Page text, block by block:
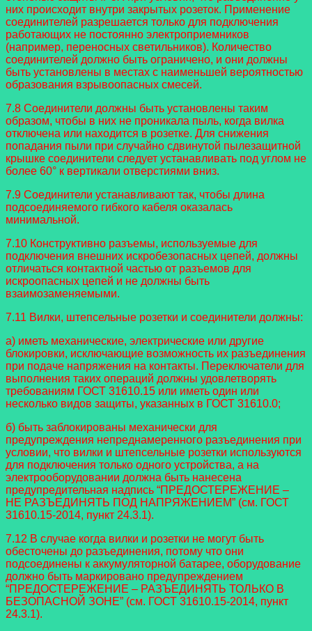
них происходит внутри закрытых розеток. Применение
соединителей разрешается только для подключения
работающих не постоянно электроприемников
(например, переносных светильников). Количество
соединителей должно быть ограничено, и они должны
быть установлены в местах с наименьшей вероятностью
образования взрывоопасных смесей.
7.8 Соединители должны быть установлены таким
образом, чтобы в них не проникала пыль, когда вилка
отключена или находится в розетке. Для снижения
попадания пыли при случайно сдвинутой пылезащитной
крышке соединители следует устанавливать под углом не
более 60° к вертикали отверстиями вниз.
7.9 Соединители устанавливают так, чтобы длина
подсоединяемого гибкого кабеля оказалась
минимальной.
7.10 Конструктивно разъемы, используемые для
подключения внешних искробезопасных цепей, должны
отличаться контактной частью от разъемов для
искроопасных цепей и не должны быть
взаимозаменяемыми.
7.11 Вилки, штепсельные розетки и соединители должны:
а) иметь механические, электрические или другие
блокировки, исключающие возможность их разъединения
при подаче напряжения на контакты. Переключатели для
выполнения таких операций должны удовлетворять
требованиям ГОСТ 31610.15 или иметь один или
несколько видов защиты, указанных в ГОСТ 31610.0;
б) быть заблокированы механически для
предупреждения непреднамеренного разъединения при
условии, что вилки и штепсельные розетки используются
для подключения только одного устройства, а на
электрооборудовании должна быть нанесена
предупредительная надпись “ПРЕДОСТЕРЕЖЕНИЕ –
НЕ РАЗЪЕДИНЯТЬ ПОД НАПРЯЖЕНИЕМ” (см. ГОСТ
31610.15-2014, пункт 24.3.1).
7.12 В случае когда вилки и розетки не могут быть
обесточены до разъединения, потому что они
подсоединены к аккумуляторной батарее, оборудование
должно быть маркировано предупреждением
“ПРЕДОСТЕРЕЖЕНИЕ – РАЗЪЕДИНЯТЬ ТОЛЬКО В
БЕЗОПАСНОЙ ЗОНЕ” (см. ГОСТ 31610.15-2014, пункт
24.3.1).